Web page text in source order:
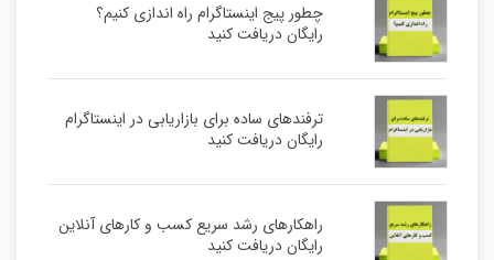
چطور پیج اینستاگرام راه اندازی کنیم؟
رایگان دریافت کنید
ترفندهای ساده برای بازاریابی در اینستاگرام
رایگان دریافت کنید
راهکارهای رشد سریع کسب و کارهای آنلاین
رایگان دریافت کنید